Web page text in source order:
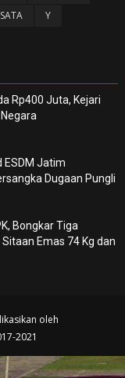
Y
Rp400 Juta, Kejari
ESDM Jatim
Dugaan Pungli
Bongkar Tiga
Emas 74 Kg dan
oleh
2021